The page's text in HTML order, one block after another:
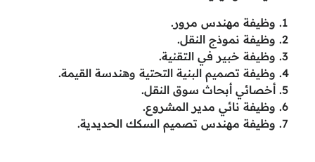
وظيفة مهندس مرور.
وظيفة نموذج النقل.
وظيفة خبير في التقنية.
وظيفة تصميم البنية التحتية وهندسة القيمة.
أخصائي أبحاث سوق النقل.
وظيفة نائي مدير المشروع.
وظيفة مهندس تصميم السكك الحديدية.